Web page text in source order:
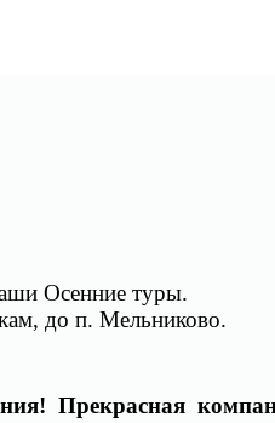
Осенние туры.
до п. Мельниково.
Прекрасная